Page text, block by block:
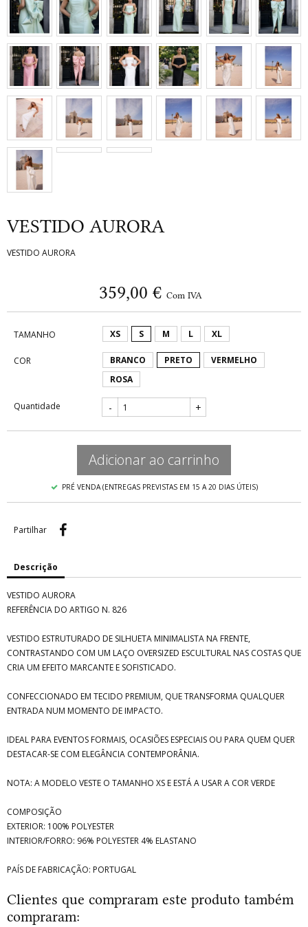
VESTIDO AURORA
VESTIDO AURORA
359,00 € Com IVA
TAMANHO XS S M L XL
COR BRANCO PRETO
VERMELHO
ROSA
Quantidade - +
Adicionar ao carrinho
PRÉ VENDA (ENTREGAS PREVISTAS EM 15 A 20 DIAS ÚTEIS)
Partilhar
Descrição
VESTIDO AURORA
REFERÊNCIA DO ARTIGO N. 826
VESTIDO ESTRUTURADO DE SILHUETA MINIMALISTA NA FRENTE,
CONTRASTANDO COM UM LAÇO OVERSIZED ESCULTURAL NAS COSTAS QUE
CRIA UM EFEITO MARCANTE E SOFISTICADO.
CONFECCIONADO EM TECIDO PREMIUM, QUE TRANSFORMA QUALQUER
ENTRADA NUM MOMENTO DE IMPACTO.
IDEAL PARA EVENTOS FORMAIS, OCASIÕES ESPECIAIS OU PARA QUEM QUER
DESTACAR-SE COM ELEGÂNCIA CONTEMPORÂNIA.
NOTA: A MODELO VESTE O TAMANHO XS E ESTÁ A USAR A COR VERDE
COMPOSIÇÃO
EXTERIOR: 100% POLYESTER
INTERIOR/FORRO: 96% POLYESTER 4% ELASTANO
PAÍS DE FABRICAÇÃO: PORTUGAL
Clientes que compraram este produto também
compraram: